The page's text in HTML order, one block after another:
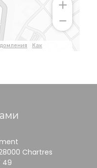
Chartres
49